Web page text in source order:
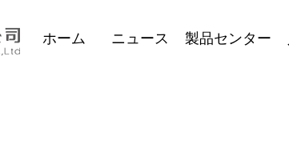
ホーム ニュース 製品センター